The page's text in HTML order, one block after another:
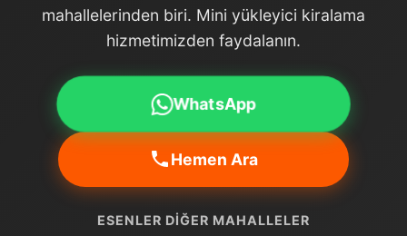
mahallelerinden biri. Mini yükleyici kiralama
hizmetimizden faydalanın.
WhatsApp
Hemen Ara
ESENLER DIĞER MAHALLELER